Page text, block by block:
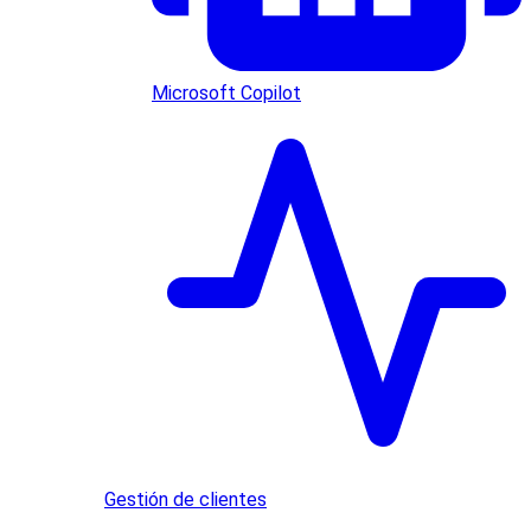
Microsoft Copilot
Gestión de clientes